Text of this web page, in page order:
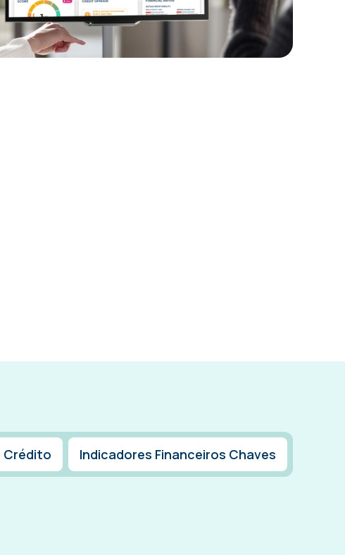
Crédito Indicadores Financeiros Chaves